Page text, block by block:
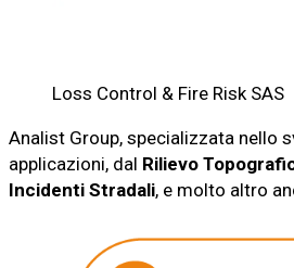
Loss Control & Fire Risk SAS
Analist Group, specializzata nello
applicazioni, dal Rilievo
Incidenti Stradali, e molto altro